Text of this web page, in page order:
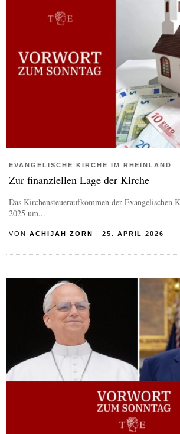
EVANGELISCHE KIRCHE IM RHEINLAND
Zur finanziellen Lage der Kirche
Das Kirchensteueraufkommen der Evangelischen
2025 um...
VON ACHIJAH ZORN | 25. APRIL 2026